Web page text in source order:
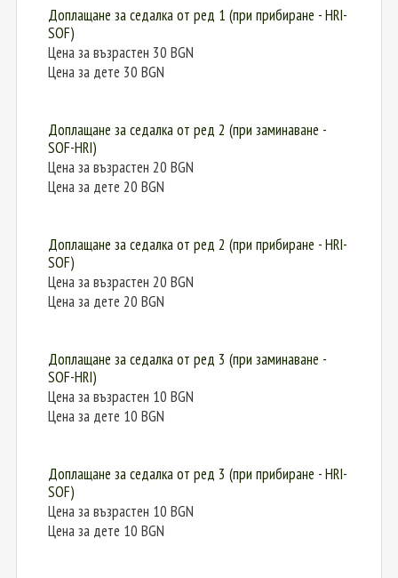
Доплащане за седалка от ред 1 (при прибиране - HRI-
SOF)
Цена за възрастен 30 BGN
Цена за дете 30 BGN
Доплащане за седалка от ред 2 (при заминаване -
SOF-HRI)
Цена за възрастен 20 BGN
Цена за дете 20 BGN
Доплащане за седалка от ред 2 (при прибиране - HRI-
SOF)
Цена за възрастен 20 BGN
Цена за дете 20 BGN
Доплащане за седалка от ред 3 (при заминаване -
SOF-HRI)
Цена за възрастен 10 BGN
Цена за дете 10 BGN
Доплащане за седалка от ред 3 (при прибиране - HRI-
SOF)
Цена за възрастен 10 BGN
Цена за дете 10 BGN